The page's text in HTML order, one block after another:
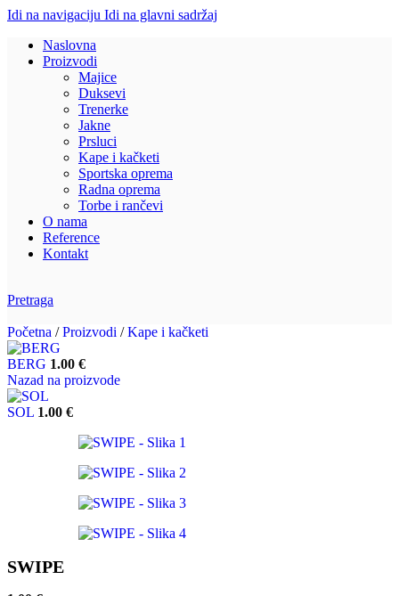
Idi na navigaciju Idi na glavni sadržaj
Naslovna
Proizvodi
Majice
Duksevi
Trenerke
Jakne
Prsluci
Kape i kačketi
Sportska oprema
Radna oprema
Torbe i rančevi
O nama
Reference
Kontakt
Pretraga
Početna / Proizvodi / Kape i kačketi
BERG 1.00 €
Nazad na proizvode
SOL 1.00 €
SWIPE